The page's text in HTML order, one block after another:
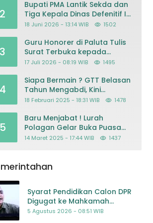
2
Bupati PMA Lantik Sekda dan
Tiga Kepala Dinas Defenitif Ini
orangnya
18 Juni 2026 - 13:14 WIB 1502
3
Guru Honorer di Paluta Tulis
Surat Terbuka kepada
Presiden Prabowo, Mohon
Kriminalisasi
17 Juli 2026 - 08:19 WIB 1495
Siapa Bermain ? GTT Belasan
Tahun Mengabdi, Kini
Dikeluarkan Sepihak Dari
18 Februari 2025 - 18:31 WIB 1478
Baru Menjabat ! Lurah
Polagan Gelar Buka Puasa
Bersama
14 Maret 2025 - 17:44 WIB 1437
Syarat Pendidikan Calon DPR
Digugat ke Mahkamah
Konstitusi
5 Agustus 2026 - 08:51 WIB